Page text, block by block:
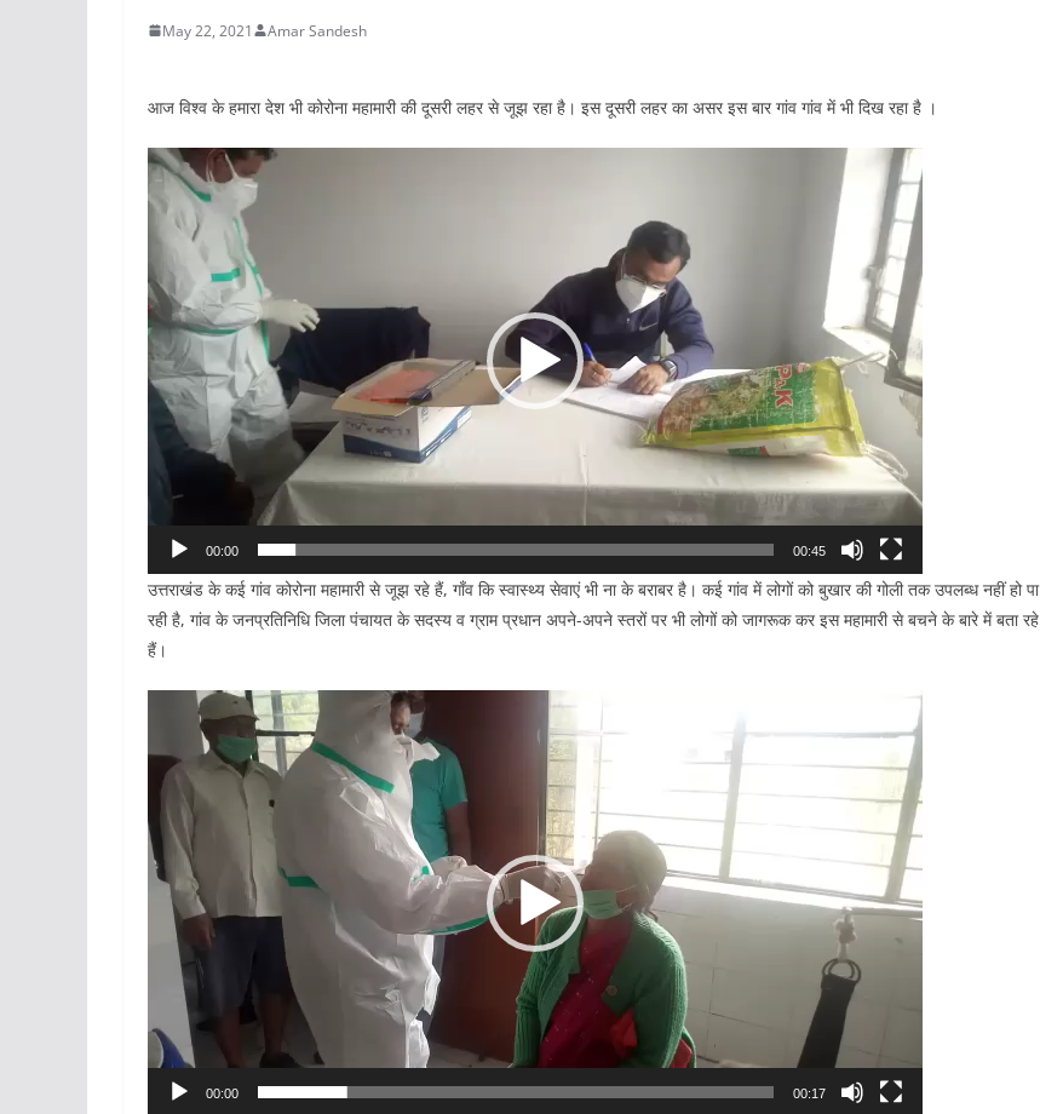
May 22, 2021 Amar Sandesh
आज विश्व के हमारा देश भी कोरोना महामारी की दूसरी लहर से जूझ रहा है। इस दूसरी लहर का असर इस बार गांव गांव में भी दिख रहा है ।
Video
Player
00:00 00:45
उत्तराखंड के कई गांव कोरोना महामारी से जूझ रहे हैं, गाँव कि स्वास्थ्य सेवाएं भी ना के बराबर है। कई गांव में लोगों को बुखार की गोली तक उपलब्ध नहीं हो पा
रही है, गांव के जनप्रतिनिधि जिला पंचायत के सदस्य व ग्राम प्रधान अपने-अपने स्तरों पर भी लोगों को जागरूक कर इस महामारी से बचने के बारे में बता रहे
हैं।
Video
Player
00:00 00:17